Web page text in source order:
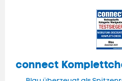
connect